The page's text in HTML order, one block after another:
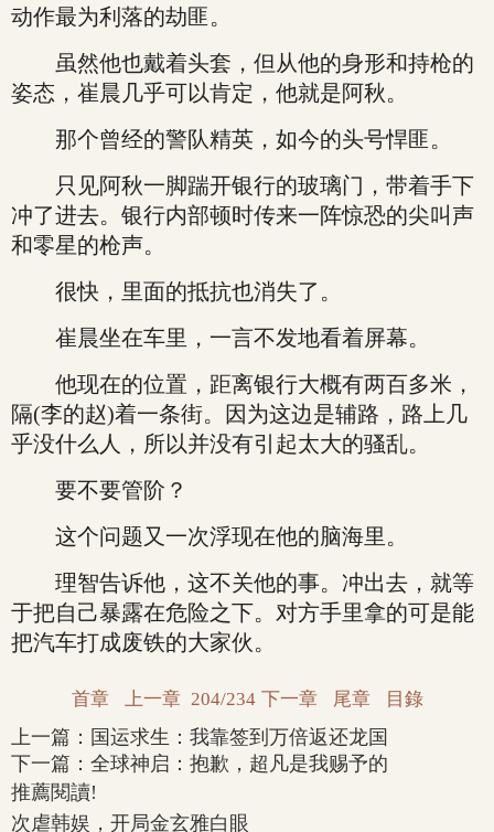
动作最为利落的劫匪。
虽然他也戴着头套，但从他的身形和持枪的
姿态，崔晨几乎可以肯定，他就是阿秋。
那个曾经的警队精英，如今的头号悍匪。
只见阿秋一脚踹开银行的玻璃门，带着手下
冲了进去。银行内部顿时传来一阵惊恐的尖叫声
和零星的枪声。
很快，里面的抵抗也消失了。
崔晨坐在车里，一言不发地看着屏幕。
他现在的位置，距离银行大概有两百多米，
隔(李的赵)着一条街。因为这边是辅路，路上几
乎没什么人，所以并没有引起太大的骚乱。
要不要管阶？
这个问题又一次浮现在他的脑海里。
理智告诉他，这不关他的事。冲出去，就等
于把自己暴露在危险之下。对方手里拿的可是能
把汽车打成废铁的大家伙。
首章 上一章 204/234 下一章 尾章 目錄
上一篇： 国运求生：我靠签到万倍返还龙国
下一篇： 全球神启：抱歉，超凡是我赐予的
推薦閱讀!
次虐韩娱，开局金玄雅白眼